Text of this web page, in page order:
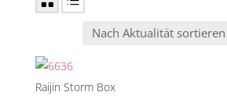
Raijin Storm Box